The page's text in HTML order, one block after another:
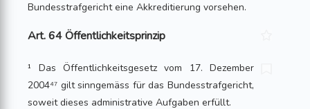
Bundesstrafgericht eine Akkreditierung vorsehen.
Art. 64 Öffentlichkeitsprinzip
¹ Das Öffentlichkeitsgesetz vom 17. Dezember
2004⁴⁷ gilt sinngemäss für das Bundesstrafgericht,
soweit dieses administrative Aufgaben erfüllt.